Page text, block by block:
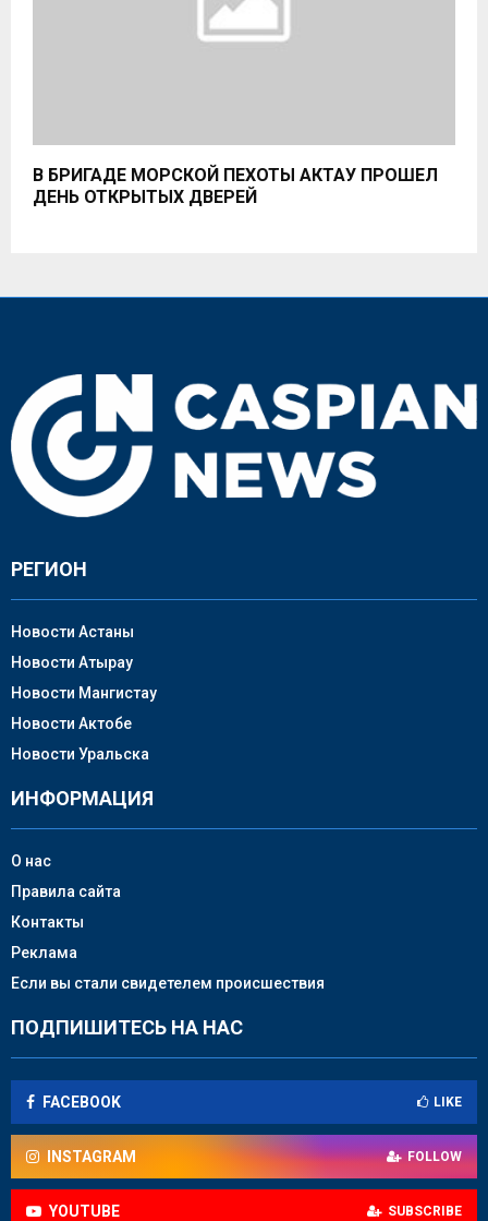
В БРИГАДЕ МОРСКОЙ ПЕХОТЫ АКТАУ ПРОШЕЛ
ДЕНЬ ОТКРЫТЫХ ДВЕРЕЙ
РЕГИОН
Новости Астаны
Новости Атырау
Новости Мангистау
Новости Актобе
Новости Уральска
ИНФОРМАЦИЯ
О нас
Правила сайта
Контакты
Реклама
Если вы стали свидетелем происшествия
ПОДПИШИТЕСЬ НА НАС
FACEBOOK LIKE
INSTAGRAM FOLLOW
YOUTUBE SUBSCRIBE